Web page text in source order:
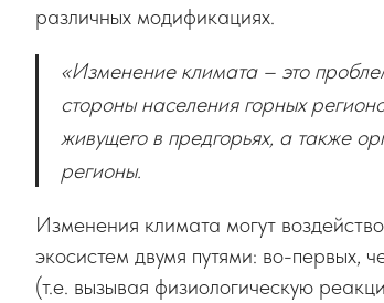
различных модификациях.
«Изменение климата – это
стороны населения горных
живущего в предгорьях, а также
регионы.
Изменения климата могут
экосистем двумя путями: во-первых,
(т.е. вызывая физиологическую